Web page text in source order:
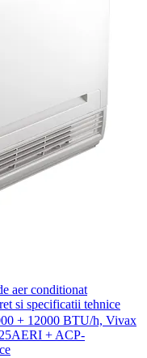
aer conditionat
si specificatii tehnice
+ 12000 BTU/h, Vivax
+ ACP-